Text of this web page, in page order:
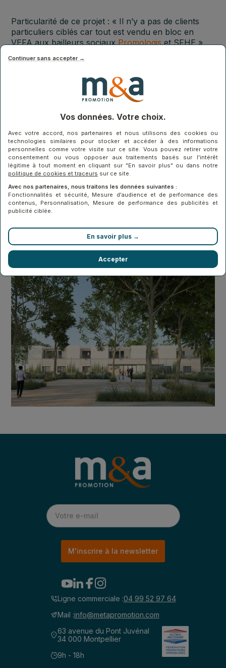
Particularité de ce projet : « Il n’y a pas de clients
particuliers ciblés car tout est vendu en bloc en
VEFA aux bailleurs sociauxPromologiset SFHE »,
Johan Laure (NAS Architecture, Montpellier) et le
paysagiste Aymeric Dufour. « Pour la construction,
nous utiliserons essentiellement des matériaux géo-
sourcés, avec notamment des pierres massives de la
précise-t-elle.
Texte issu du journal Les Echos rédigé par Hubert
Texte issu des Indiscrétions rédigé par Hubert
Ligne commerciale :04 99 52 97 64
Mail :info@metapromotion.com
63 avenue du Pont Juvénal
34 000 Montpellier
9h - 18h
M'inscrire à la newsletter
Continuer sans accepter →
Vos données. Votre choix.
Avec votre accord, nos partenaires et nous utilisons des cookies ou
technologies similaires pour stocker et accéder à des informations
personnelles comme votre visite sur ce site. Vous pouvez retirer votre
consentement ou vous opposer aux traitements basés sur l'intérêt
légitime à tout moment en cliquant sur "En savoir plus" ou dans notre
politique de cookies et traceurs sur ce site.
Avec nos partenaires, nous traitons les données suivantes :
Fonctionnalités et sécurité, Mesure d'audience et de performance des
contenus, Personnalisation, Mesure de performance des publicités et
publicité ciblée.
En savoir plus →
Accepter